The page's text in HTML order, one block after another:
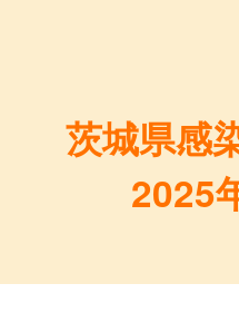
茨城県感
2025